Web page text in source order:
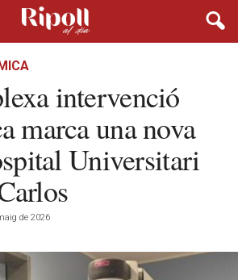
intervenció
marca una nova
Universitari
de 2026